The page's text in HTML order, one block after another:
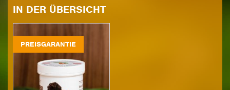
IN DER ÜBERSICHT
PREISGARANTIE